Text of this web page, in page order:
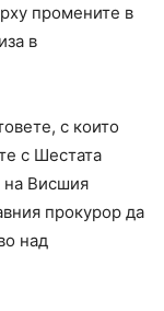
промените в
в
с които
с Шестата
на Висшия
прокурор да
над